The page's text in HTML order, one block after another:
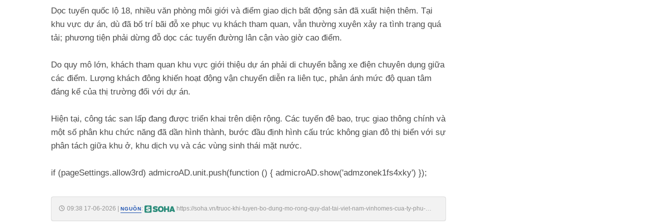
Dọc tuyến quốc lộ 18, nhiều văn phòng môi giới và điểm giao dịch bất động sản đã xuất hiện thêm. Tại
khu vực dự án, dù đã bố trí bãi đỗ xe phục vụ khách tham quan, vẫn thường xuyên xảy ra tình trạng quá
tải; phương tiện phải dừng đỗ dọc các tuyến đường lân cận vào giờ cao điểm.
Do quy mô lớn, khách tham quan khu vực giới thiệu dự án phải di chuyển bằng xe điện chuyên dụng giữa
các điểm. Lượng khách đông khiến hoạt động vận chuyển diễn ra liên tục, phản ánh mức độ quan tâm
đáng kể của thị trường đối với dự án.
Hiện tại, công tác san lấp đang được triển khai trên diện rộng. Các tuyến đê bao, trục giao thông chính và
một số phân khu chức năng đã dần hình thành, bước đầu định hình cấu trúc không gian đô thị biển với sự
phân tách giữa khu ở, khu dịch vụ và các vùng sinh thái mặt nước.
if (pageSettings.allow3rd) admicroAD.unit.push(function () { admicroAD.show('admzonek1fs4xky') });
09:38 17-06-2026 NGUỒN :
https://soha.vn/truoc-khi-tuyen-bo-dung-mo-rong-quy-dat-tai-viet-nam-vinhomes-cua-ty-phu-